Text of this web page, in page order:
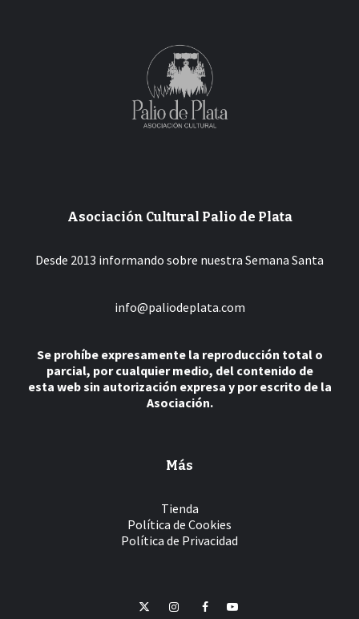
Asociación Cultural Palio de Plata
Desde 2013 informando sobre nuestra Semana Santa
info@paliodeplata.com
Se prohíbe expresamente la reproducción total o
parcial, por cualquier medio, del contenido de
esta web sin autorización expresa y por escrito de la
Asociación.
Más
Tienda
Política de Cookies
Política de Privacidad
TwitterInstagramFacebookYouTube